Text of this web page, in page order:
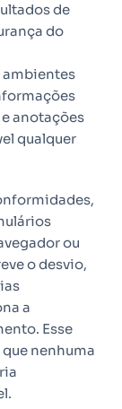
de
do
ambientes
anotações
qualquer
ou
o desvio,
a
Esse
nenhuma